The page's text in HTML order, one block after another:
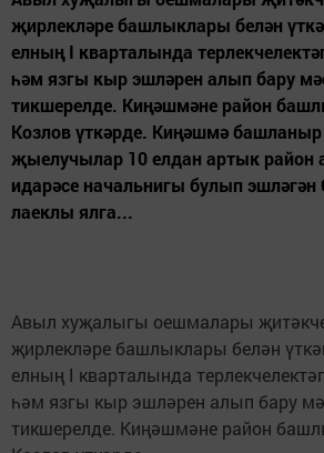
җирлекләре башлыклары белән
елның I кварталында
һәм язгы кыр эшләрен алып бару
тикшерелде. Киңәшмәне район
Козлов үткәрде. Киңәшмә
җыелучылар 10 елдан артык
идарәсе начальнигы булып эшләгән
лаеклы ялга...
Авыл хуҗалыгы оешмалары
җирлекләре башлыклары белән
елның I кварталында
һәм язгы кыр эшләрен алып бару
тикшерелде. Киңәшмәне район